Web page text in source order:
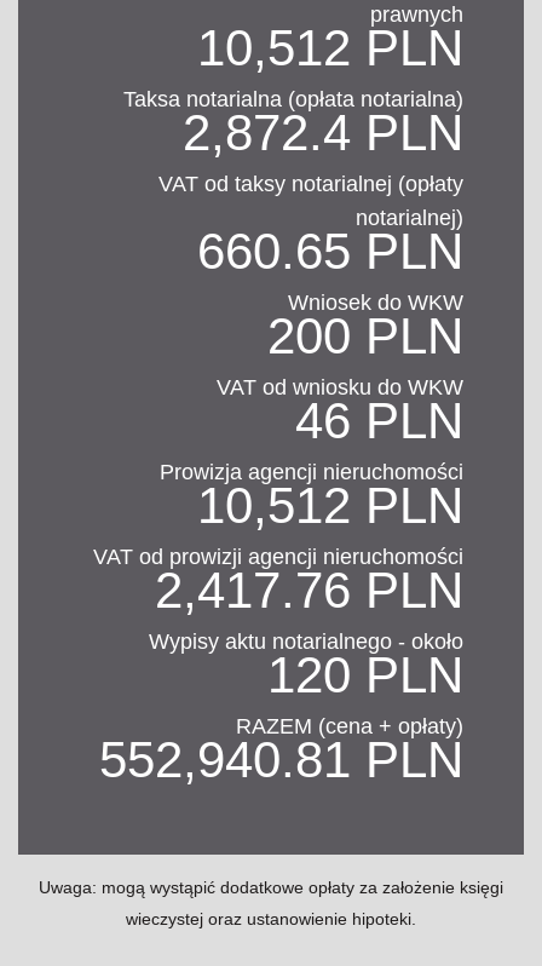
prawnych
10,512 PLN
Taksa notarialna (opłata notarialna)
2,872.4 PLN
VAT od taksy notarialnej (opłaty
notarialnej)
660.65 PLN
Wniosek do WKW
200 PLN
VAT od wniosku do WKW
46 PLN
Prowizja agencji nieruchomości
10,512 PLN
VAT od prowizji agencji nieruchomości
2,417.76 PLN
Wypisy aktu notarialnego - około
120 PLN
RAZEM (cena + opłaty)
552,940.81 PLN
Uwaga: mogą wystąpić dodatkowe opłaty za założenie księgi
wieczystej oraz ustanowienie hipoteki.